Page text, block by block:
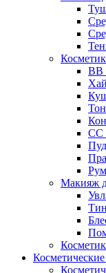
ВВ
СС
Макияж